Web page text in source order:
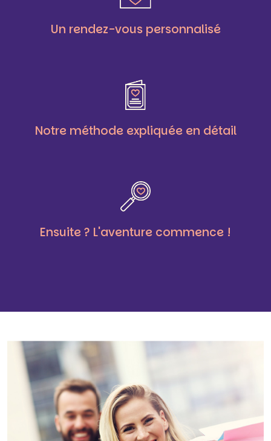
Un rendez-vous personnalisé
Notre méthode expliquée en détail
Ensuite ? L'aventure commence !